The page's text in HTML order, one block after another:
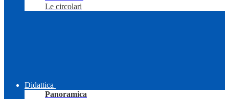
Le circolari
Didattica
Panoramica